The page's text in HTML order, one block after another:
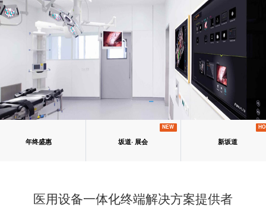
年终盛惠 坂道· 展会
NEW
新坂道
医用设备一体化终端解决方案提供者